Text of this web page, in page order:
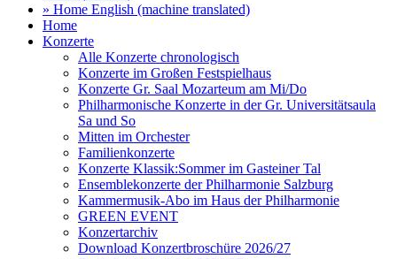
» Home English (machine translated)
Home
Konzerte
Alle Konzerte chronologisch
Konzerte im Großen Festspielhaus
Konzerte Gr. Saal Mozarteum am Mi/Do
Philharmonische Konzerte in der Gr. Universitätsaula
Sa und So
Mitten im Orchester
Familienkonzerte
Konzerte Klassik:Sommer im Gasteiner Tal
Ensemblekonzerte der Philharmonie Salzburg
Kammermusik-Abo im Haus der Philharmonie
GREEN EVENT
Konzertarchiv
Download Konzertbroschüre 2026/27